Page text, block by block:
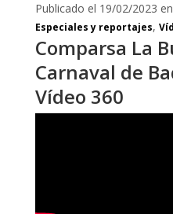
Publicado el 19/02/2023 en
Especiales y reportajes,
Comparsa La
Carnaval de
Vídeo 360